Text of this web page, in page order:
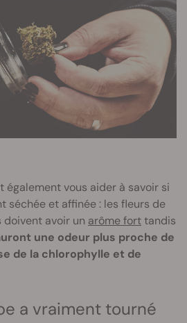
également vous aider à savoir si
séchée et affinée : les fleurs de
avoir un arôme forttandis
une odeur plus proche de
de la chlorophylle et de
a vraiment tourné